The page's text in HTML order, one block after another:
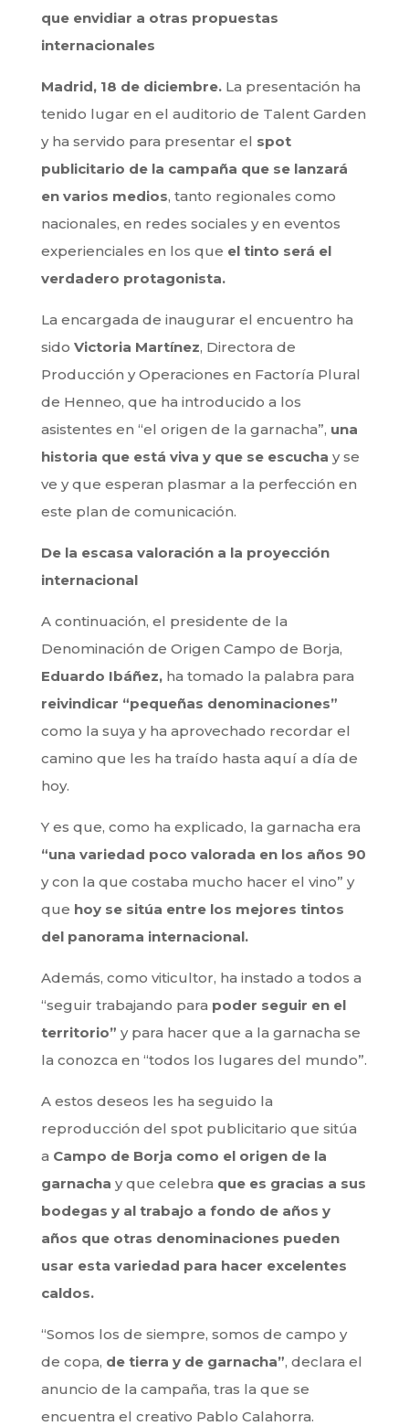
que envidiar a otras propuestas
internacionales
Madrid, 18 de diciembre.La presentación ha
tenido lugar en el auditorio de Talent Garden
y ha servido para presentar el spot
publicitario de la campaña que se lanzará
en varios medios, tanto regionales como
nacionales, en redes sociales y en eventos
experienciales en los que el tinto será el
verdadero protagonista.
La encargada de inaugurar el encuentro ha
sido Victoria Martínez, Directora de
Producción y Operaciones en Factoría Plural
de Henneo, que ha introducido a los
asistentes en “el origen de la garnacha”, una
historia que está viva y que se escucha y se
ve y que esperan plasmar a la perfección en
este plan de comunicación.
De la escasa valoración a la proyección
internacional
A continuación, el presidente de la
Denominación de Origen Campo de Borja,
Eduardo Ibáñez,ha tomado la palabra para
reivindicar “pequeñas denominaciones”
como la suya y ha aprovechado recordar el
camino que les ha traído hasta aquí a día de
hoy.
Y es que, como ha explicado, la garnacha era
“una variedad poco valorada en los años 90
y con la que costaba mucho hacer el vino” y
que hoy se sitúa entre los mejores tintos
del panorama internacional.
Además, como viticultor, ha instado a todos a
“seguir trabajando para poder seguir en el
territorio” y para hacer que a la garnacha se
la conozca en “todos los lugares del mundo”.
A estos deseos les ha seguido la
reproducción del spot publicitario que sitúa
a Campo de Borja como el origen de la
garnacha y que celebra que es gracias a sus
bodegas y al trabajo a fondo de años y
años que otras denominaciones pueden
usar esta variedad para hacer excelentes
caldos.
“Somos los de siempre, somos de campo y
de copa, de tierra y de garnacha”, declara el
anuncio de la campaña, tras la que se
encuentra el creativo Pablo Calahorra.